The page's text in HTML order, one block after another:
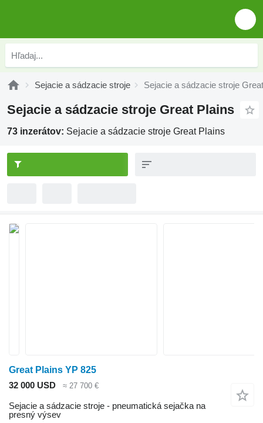
Sejacie a sádzacie stroje Sejacie a sádzacie stroje
Sejacie a sádzacie stroje Great Plains
73 inzerátov: Sejacie a sádzacie stroje Great Plains
Great Plains YP 825
32 000 USD
≈ 27 700 €
Sejacie a sádzacie stroje - pneumatická sejačka na
presný výsev